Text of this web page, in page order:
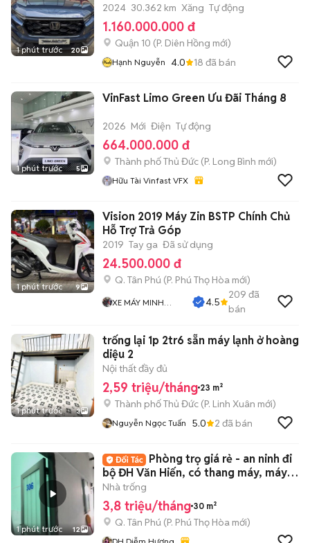
1 phút trước 20
2024 30.362 km Xăng Tự động
1.160.000.000 đ
Quận 10 (P. Diên Hồng mới)
Hạnh Nguyễn 4.0 18 đã bán
1 phút trước 5
VinFast Limo Green Ưu Đãi Tháng 8
2026 Mới Điện Tự động
664.000.000 đ
Thành phố Thủ Đức (P. Long Bình mới)
Hữu Tài Vinfast VFX
1 phút trước 9
Vision 2019 Máy Zin BSTP Chính Chủ
Hỗ Trợ Trả Góp
2019 Tay ga Đã sử dụng
24.500.000 đ
Q. Tân Phú (P. Phú Thọ Hòa mới)
XE MÁY MINH
4.5
209 đã
bán
1 phút trước 3
trống lại 1p 2tr6 sẵn máy lạnh ở hoàng
diệu 2
Nội thất đầy đủ
2,59 triệu/tháng 23 m²
Thành phố Thủ Đức (P. Linh Xuân mới)
Nguyễn Ngọc Tuấn 5.0 2 đã bán
1 phút trước 12
Phòng trọ giá rẻ - an ninh đi
bộ ĐH Văn Hiến, có thang máy, máy
giặt
Nhà trống
3,8 triệu/tháng 30 m²
Q. Tân Phú (P. Phú Thọ Hòa mới)